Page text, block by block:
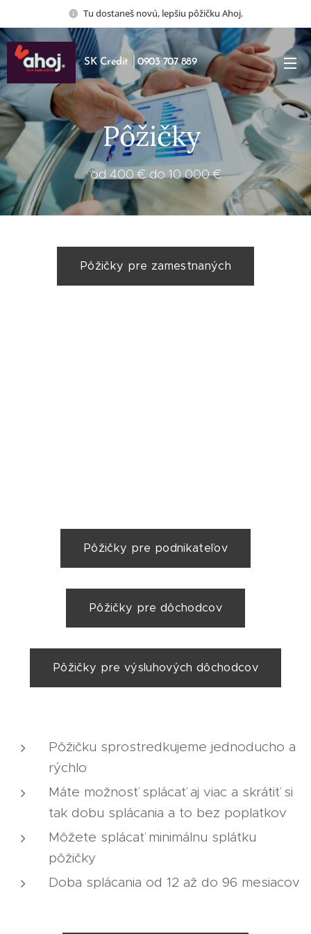
Tu dostaneš novú, lepšiu pôžičku Ahoj.
SK Credit │0903 707 889
Pôžičky
od 400 € do 10 000 €
Pôžičky pre zamestnaných
Pôžičky pre podnikateľov
Pôžičky pre dôchodcov
Pôžičky pre výsluhových dôchodcov
Pôžičku sprostredkujeme jednoducho a
rýchlo
Máte možnosť splácať aj viac a skrátiť si
tak dobu splácania a to bez poplatkov
Môžete splácať minimálnu splátku
pôžičky
Doba splácania od 12 až do 96 mesiacov